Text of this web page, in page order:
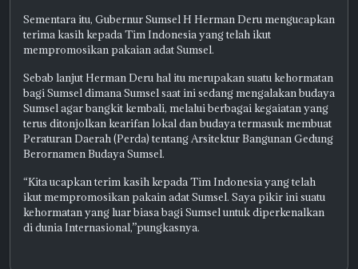
Sementara itu, Gubernur Sumsel H Herman Deru mengucapkan
terima kasih kepada Tim Indonesia yang telah ikut
mempromosikan pakaian adat Sumsel.
Sebab lanjut Herman Deru hal itu merupakan suatu kehormatan
bagi Sumsel dimana Sumsel saat ini sedang mengalakan budaya
Sumsel agar bangkit kembali, melalui berbagai kegaiatan yang
terus ditonjolkan kearifan lokal dan budaya termasuk membuat
Peraturan Daerah (Perda) tentang Arsitektur Bangunan Gedung
Berornamen Budaya Sumsel.
“Kita ucapkan terim kasih kepada Tim Indonesia yang telah
ikut mempromosikan pakain adat Sumsel. Saya pikir ini suatu
kehormatan yang luar biasa bagi Sumsel untuk diperkenalkan
di dunia Internasional,”pungkasnya.